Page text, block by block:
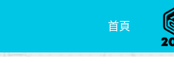
首頁